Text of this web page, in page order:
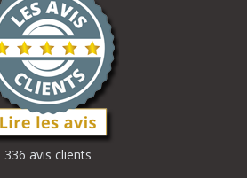
336 avis clients